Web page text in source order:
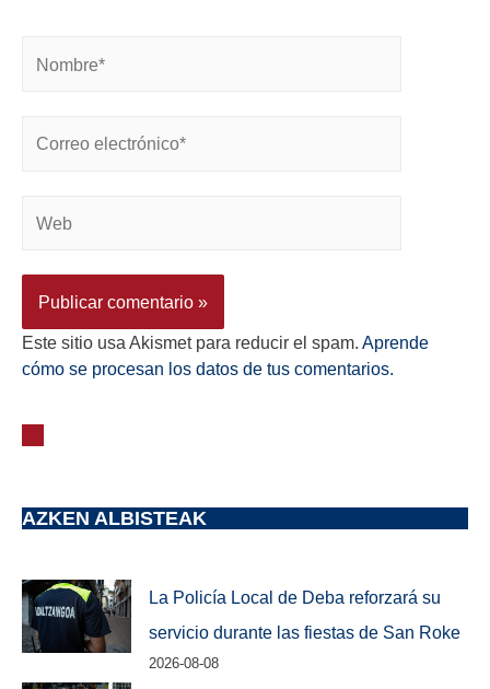
Este sitio usa Akismet para reducir el spam. Aprende
cómo se procesan los datos de tus comentarios.
AZKEN ALBISTEAK
La Policía Local de Deba reforzará su
servicio durante las fiestas de San Roke
2026-08-08